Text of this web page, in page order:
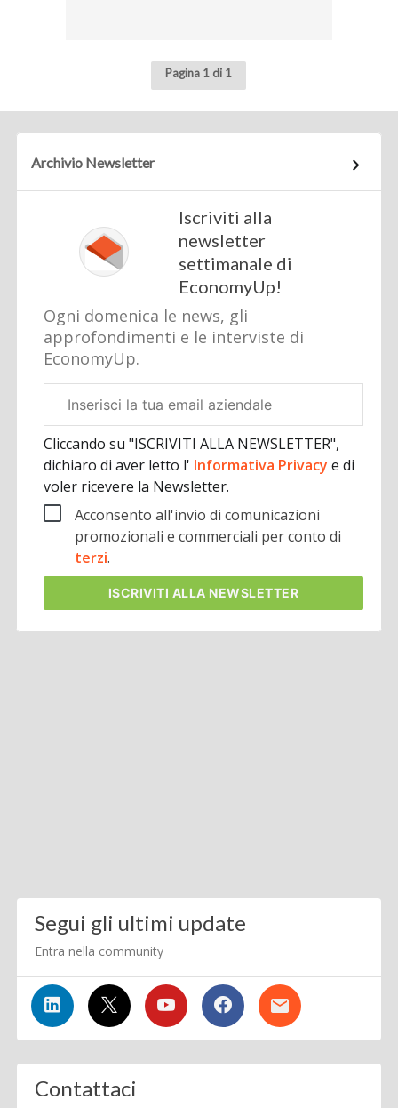
Pagina 1 di 1
Archivio Newsletter
Iscriviti alla
newsletter
settimanale di
EconomyUp!
Ogni domenica le news, gli
approfondimenti e le interviste di
EconomyUp.
aziendale
Cliccando su "ISCRIVITI ALLA NEWSLETTER",
dichiaro di aver letto l' Informativa Privacye di
voler ricevere la Newsletter.
Acconsento all'invio di comunicazioni
promozionali e commerciali per conto di
terzi.
ISCRIVITI ALLA NEWSLETTER
Segui gli ultimi update
Entra nella community
Contattaci